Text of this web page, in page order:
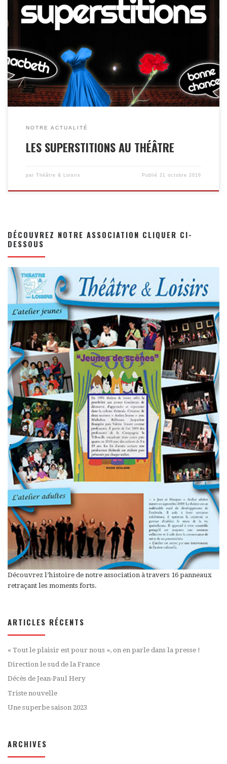
LES SUPERSTITIONS AU THÉÂTRE Le monde du théâtre est
truffé de superstitions qui prennent leurs origines de divers
milieux. En voici quelques-unes : LES MOTS INTERDITS Cela
membre de la production. Au lieu de cela, pour éviter un
désastre, l’expression est simplement Merde! Cette expression
daterait de l’époque où […]
NOTRE ACTUALITÉ
LES SUPERSTITIONS AU THÉÂTRE
par Théâtre & Loisirs Publié21 octobre 2016
DÉCOUVREZ NOTRE ASSOCIATION CLIQUER CI-
DESSOUS
Découvrez l’histoire de notre association à travers 16 panneaux
retraçant les moments forts.
ARTICLES RÉCENTS
« Tout le plaisir est pour nous », on en parle dans la presse !
Direction le sud de la France
Décès de Jean-Paul Hery
Triste nouvelle
Une superbe saison 2023
ARCHIVES